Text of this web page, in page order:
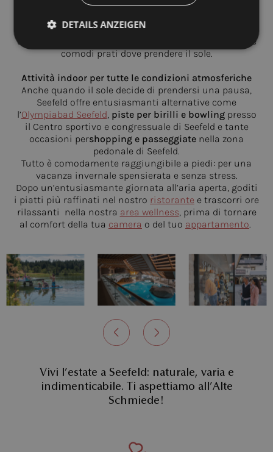
Rinfrescati alWildsee
dell’idilliacolago Wildsee, un lago balneabile naturale,
offre refrigerio ai visitatori con la sua acqua limpida e
comodi prati dove prendere il sole.
Attività indoor per tutte le condizioni atmosferiche
Anche quando il sole decide di prendersi una pausa,
Seefeld offre entusiasmanti alternative come
l’Olympiabad Seefeld, piste per birilli e bowlingpresso
il Centro sportivo e congressuale di Seefeld e tante
occasioni pershopping e passeggiate nella zona
pedonale di Seefeld.
Tutto è comodamente raggiungibile a piedi: per una
vacanza invernale spensierata e senza stress.
Dopo un’entusiasmante giornata all’aria aperta, goditi
i piatti più raffinati nel nostro ristorante e trascorri ore
rilassanti nella nostra area wellness, prima di tornare
al comfort della tua camera o del tuo appartamento.
Vivi l’estate a Seefeld: naturale, varia e
indimenticabile. Ti aspettiamo all’Alte
Schmiede!
DETAILS ANZEIGEN